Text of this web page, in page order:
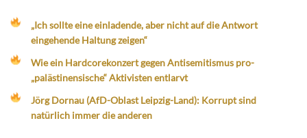
„Ich sollte eine einladende, aber nicht auf die Antwort
eingehende Haltung zeigen“
Wie ein Hardcorekonzert gegen Antisemitismus pro-
„palästinensische“ Aktivisten entlarvt
Jörg Dornau (AfD-Oblast Leipzig-Land): Korrupt sind
natürlich immer die anderen